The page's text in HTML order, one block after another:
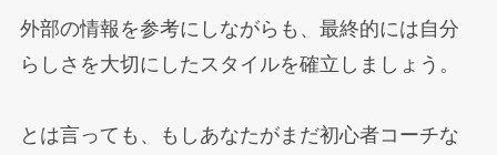
外部の情報を参考にしながらも、最終的には自分
らしさを大切にしたスタイルを確立しましょう。
とは言っても、もしあなたがまだ初心者コーチな